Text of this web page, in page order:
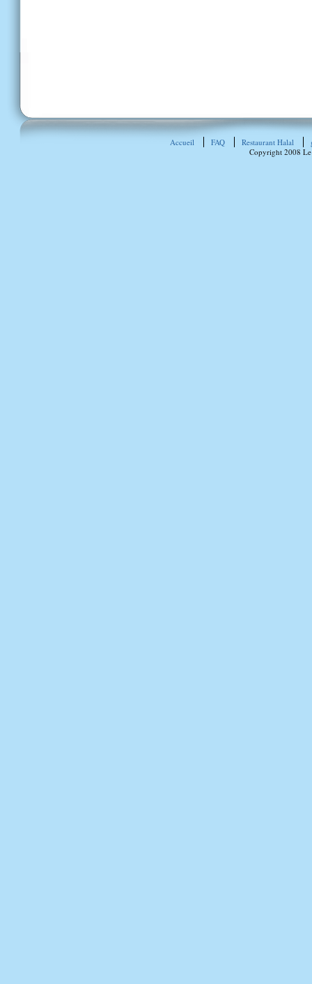
Accueil FAQ Restaurant Halal
Copyright 2008